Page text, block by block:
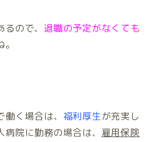
ので、 退職の予定がなくても
く場合は、 福利厚生が充実し
院に勤務の場合は、 雇用保険